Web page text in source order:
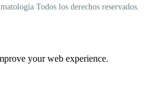
Todos los derechos reservados.
your web experience.